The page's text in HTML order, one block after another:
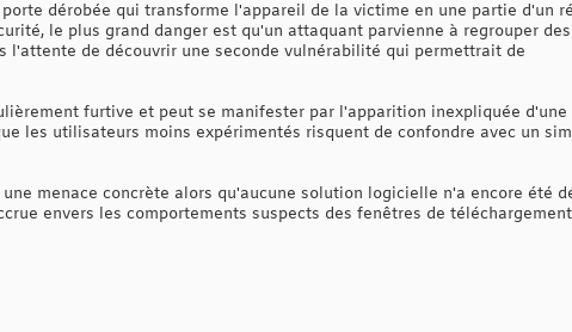
dérobée qui transforme l'appareil de la victime en une partie d'un
le plus grand danger est qu'un attaquant parvienne à regrouper
l'attente de découvrir une seconde vulnérabilité qui permettrait de
furtive et peut se manifester par l'apparition inexpliquée d'une
les utilisateurs moins expérimentés risquent de confondre avec un
menace concrète alors qu'aucune solution logicielle n'a encore été
envers les comportements suspects des fenêtres de